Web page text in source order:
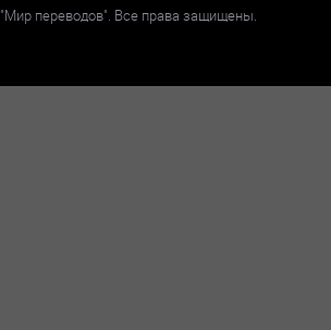
"Мир переводов". Все права защищены.